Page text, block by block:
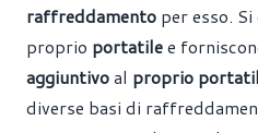
raffreddamento per esso.
proprio portatilee
aggiuntivoal proprio
diverse basi di